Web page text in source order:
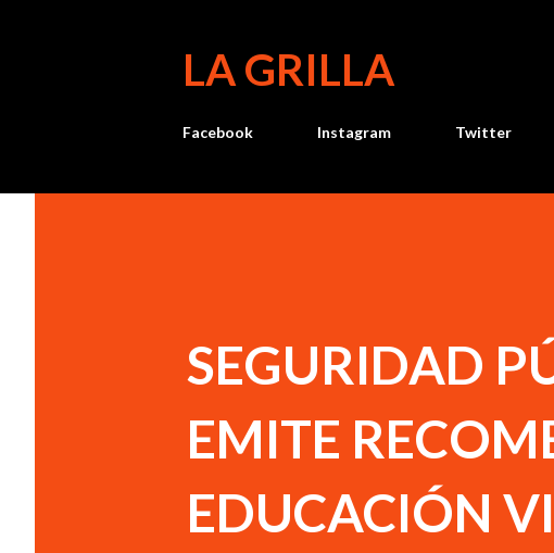
LA GRILLA
Facebook Instagram Twitter
SEGURIDAD
EMITE
EDUCACIÓN